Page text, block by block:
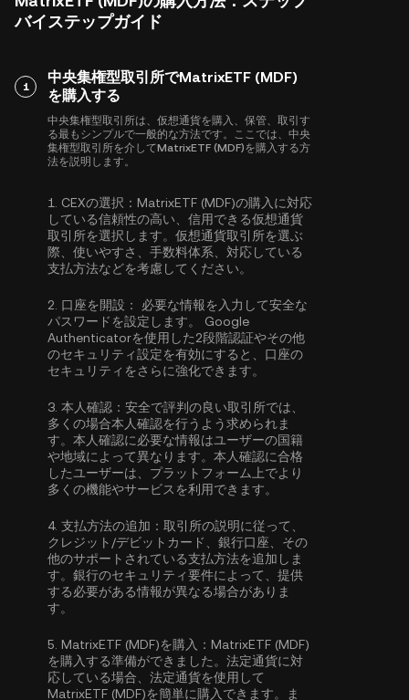
バイステップガイド
1
中央集権型取引所でMatrixETF (MDF)
を購入する
中央集権型取引所は、仮想通貨を購入、保管、取引す
る最もシンプルで一般的な方法です。ここでは、中央
集権型取引所を介してMatrixETF (MDF)を購入する方
法を説明します。
1. CEXの選択： MatrixETF (MDF)の購入に対応
している信頼性の高い、信用できる仮想通貨
取引所を選択します。仮想通貨取引所を選ぶ
際、使いやすさ、手数料体系、対応している
支払方法などを考慮してください。
2. 口座を開設： 必要な情報を入力して安全な
パスワードを設定します。 Google
Authenticatorを使用した2段階認証やその他
のセキュリティ設定を有効にすると、口座の
セキュリティをさらに強化できます。
3. 本人確認： 安全で評判の良い取引所では、
多くの場合本人確認を行うよう求められま
す。本人確認に必要な情報はユーザーの国籍
や地域によって異なります。本人確認に合格
したユーザーは、プラットフォーム上でより
多くの機能やサービスを利用できます。
4. 支払方法の追加： 取引所の説明に従って、
クレジット/デビットカード、銀行口座、その
他のサポートされている支払方法を追加しま
す。銀行のセキュリティ要件によって、提供
する必要がある情報が異なる場合がありま
す。
5. MatrixETF (MDF)を購入： MatrixETF (MDF)
を購入する準備ができました。法定通貨に対
応している場合、法定通貨を使用して
MatrixETF (MDF)を簡単に購入できます。ま